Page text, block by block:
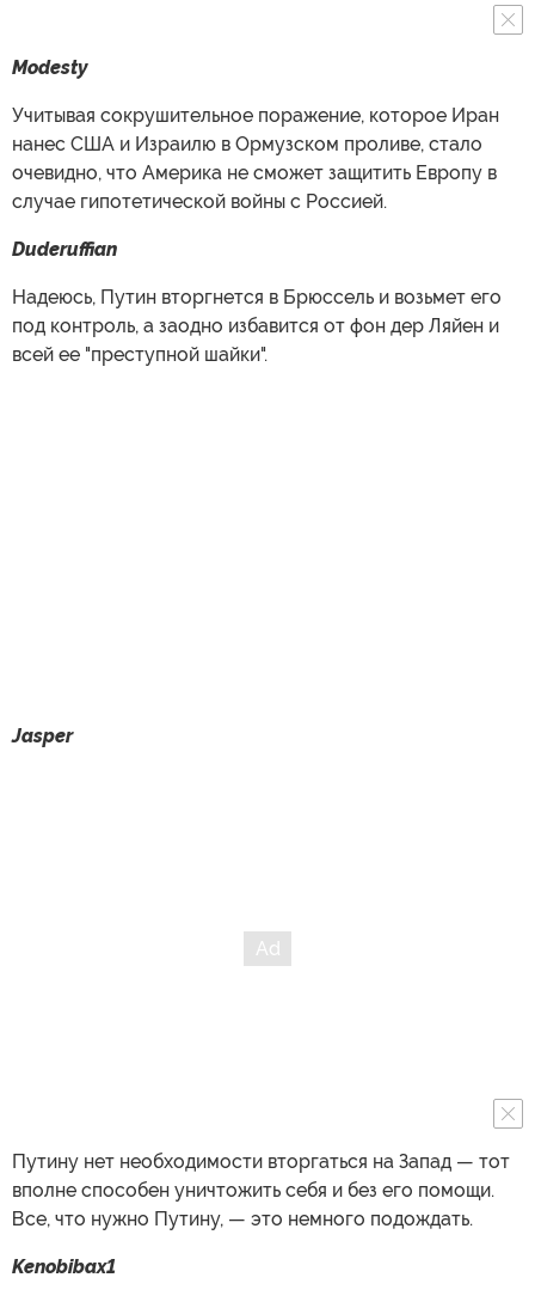
Modesty
Учитывая сокрушительное поражение, которое Иран
нанес США и Израилю в Ормузском проливе, стало
очевидно, что Америка не сможет защитить Европу в
случае гипотетической войны с Россией.
Duderuffian
Надеюсь, Путин вторгнется в Брюссель и возьмет его
под контроль, а заодно избавится от фон дер Ляйен и
всей ее "преступной шайки".
Jasper
Путину нет необходимости вторгаться на Запад — тот
вполне способен уничтожить себя и без его помощи.
Все, что нужно Путину, — это немного подождать.
Kenobibax1